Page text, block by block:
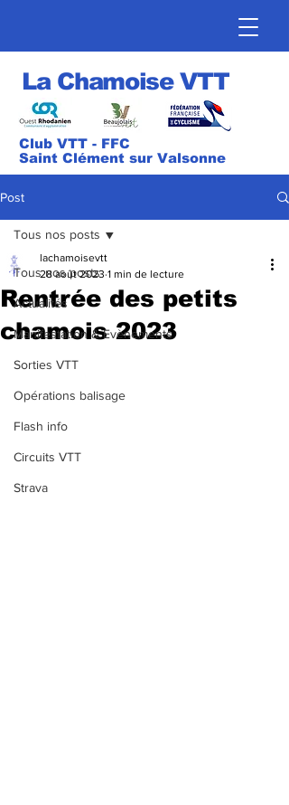
La Chamoise VTT
Club VTT - FFC
Saint Clément sur Valsonne
Post
Tous nos posts
Actualités
Manifestation & Evènements
Sorties VTT
Opérations balisage
Flash info
Circuits VTT
Strava
Tous nos posts
Rentrée des petits
chamois 2023
lachamoisevtt
28 août 2023 1 min de lecture